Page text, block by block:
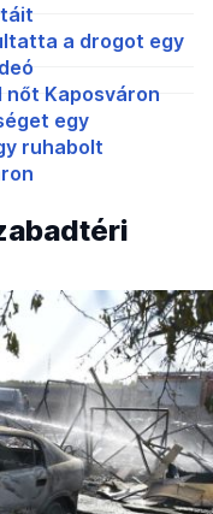
a drogot egy
Kaposváron
egy
ruhabolt